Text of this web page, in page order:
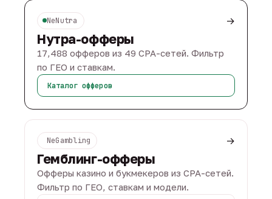
NeNutra →
Нутра-офферы
17,488 офферов из 49 CPA-сетей. Фильтр
по ГЕО и ставкам.
Каталог офферов
NeGambling →
Гемблинг-офферы
Офферы казино и букмекеров из CPA-сетей.
Фильтр по ГЕО, ставкам и модели.